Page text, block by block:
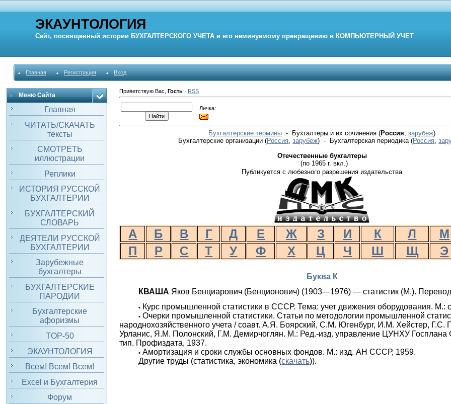
ЭКАУНТОЛОГИЯ
Сайт, посвященный истории БУХГАЛТЕРСКОГО УЧЕТА и его неминуемому превращению в КОМПЬЮТЕРНЫЙ УЧЕТ
Главная Регистрация Вход
Меню Сайта
Главная
ЧИТАТЬ/СКАЧАТЬ
тексты
СМОТРЕТЬ
иллюстрации
Реплики
ИСТОРИЯ РУССКОЙ
БУХГАЛТЕРИИ
БУХГАЛТЕРСКИЙ
СЛОВАРЬ
ДЕЯТЕЛИ РУССКОЙ
БУХГАЛТЕРИИ
Зарубежные
бухгалтеры
БУХГАЛТЕРСКИЕ
ПАРОДИИ
Бухгалтерские
афоризмы
TOP-50
ЭКАУНТОЛОГИЯ
Всем! Всем! Всем!
Excel и Бухгалтерия
Форум
Приветствую Вас ,Гость · RSS
Личка:
Бухгалтерские термины - Бухгалтеры и их сочинения (Россия ,зарубеж)
Бухгалтерские организации(Россия ,зарубеж) - Бухгалтерская периодика(Россия ,
Отечественные бухгалтеры
(по 1965 г. вкл.)
Публикуется с любезного разрешения издательства
А Б В Г Д Е Ж З И К Л М
П
Р С Т У Ф Х Ц Ч Ш Щ Э
Буква К
КВАША Яков Бенциарович (Бенционович) (1903—1976) — статистик (М.). Перевод
• Курс промышленной статистики в СССР. Тема: учет движения оборудования. М.:
• Очерки промышленной статистики. Статьи по методологии промышленной
народнохозяйственного учета / соавт. А.Я. Боярский, С.М. Югенбург, И.М. Хейстер, Г.С.
Урланис, Я.М. Полонский, Г.М. Демирчоглян. М.: Ред.-изд. управление ЦУНХУ Госплана
тип. Профиздата, 1937.
• Амортизация и сроки службы основных фондов. М.: изд. АН СССР, 1959.
Другие труды (статистика, экономика (скачать)).